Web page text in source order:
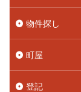
物件探し
町屋
登記